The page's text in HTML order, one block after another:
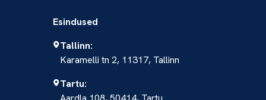
Esindused
Tallinn:
Karamelli tn 2, 11317, Tallinn
Tartu: